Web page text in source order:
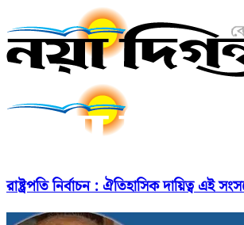
রাষ্ট্রপতি নির্বাচন : ঐতিহাসিক দায়িত্ব এই